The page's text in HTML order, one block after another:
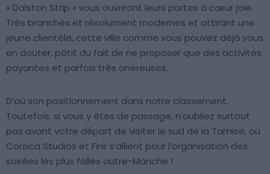
« Dalston Strip » vous ouvriront leurs portes à cœur joie.
Très branchés et résolument modernes et attirant une
jeune clientèle, cette ville comme vous pouvez déjà vous
en douter, pâtit du fait de ne proposer que des activités
payantes et parfois très onéreuses.
D’où son positionnement dans notre classement.
Toutefois, si vous y êtes de passage, n’oubliez surtout
pas avant votre départ de visiter le sud de la Tamise, où
Corsica Studios et Fire s’allient pour l’organisation des
soirées les plus folles outre-Manche !